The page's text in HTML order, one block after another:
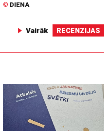
© DIENA
Vairāk RECENZIJAS